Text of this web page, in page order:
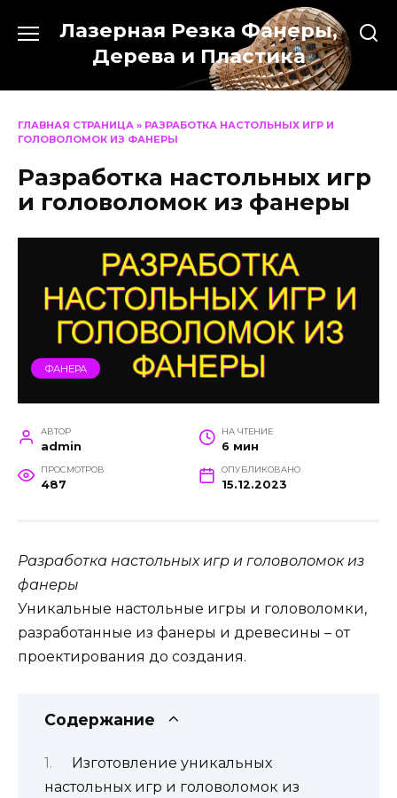
содержанию
Лазерная Резка Фанеры,
Дерева и Пластика
ГЛАВНАЯ СТРАНИЦА » РАЗРАБОТКА НАСТОЛЬНЫХ ИГР И
ГОЛОВОЛОМОК ИЗ ФАНЕРЫ
Разработка настольных игр
и головоломок из фанеры
ФАНЕРА
АВТОР
admin
НА ЧТЕНИЕ
6 мин
ПРОСМОТРОВ
487
ОПУБЛИКОВАНО
15.12.2023
Разработка настольных игр и головоломок из
фанеры
Уникальные настольные игры и головоломки,
разработанные из фанеры и древесины – от
проектирования до создания.
Содержание
Изготовление уникальных
настольных игр и головоломок из